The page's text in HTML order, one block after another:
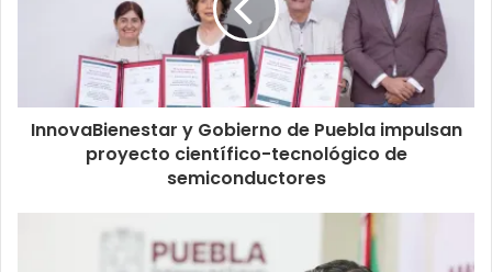
InnovaBienestar y Gobierno de Puebla impulsan
proyecto científico-tecnológico de
semiconductores